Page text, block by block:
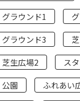
グラウンド1
グラウンド3
芝生広場2
ス
公園
ふれあい